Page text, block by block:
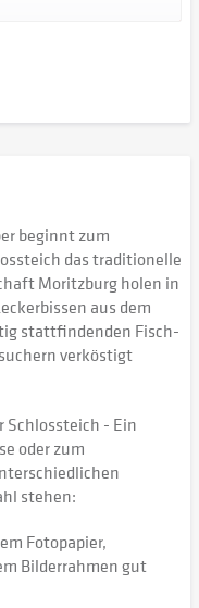
beginnt zum
das traditionelle
Moritzburg holen in
aus dem
stattfindenden Fisch-
verköstigt
Schlossteich - Ein
oder zum
stehen:
Fotopapier,
Bilderrahmen gut